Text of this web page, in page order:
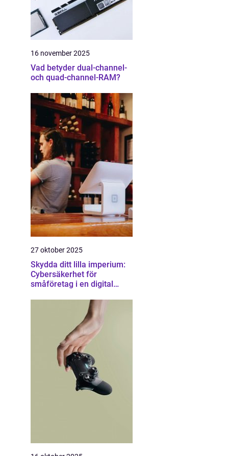
16 november 2025
Vad betyder dual-channel-
och quad-channel-RAM?
27 oktober 2025
Skydda ditt lilla imperium:
Cybersäkerhet för
småföretag i en digital